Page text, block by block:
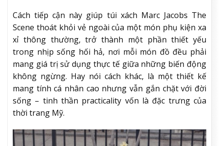
Cách tiếp cận này giúp túi xách Marc Jacobs The
Scene thoát khỏi vẻ ngoài của một món phụ kiện xa
xỉ thông thường, trở thành một phần thiết yếu
trong nhịp sống hối hả, nơi mỗi món đồ đều phải
mang giá trị sử dụng thực tế giữa những biến động
không ngừng. Hay nói cách khác, là một thiết kế
mang tính cá nhân cao nhưng vẫn gắn chặt với đời
sống – tinh thần practicality vốn là đặc trưng của
thời trang Mỹ.